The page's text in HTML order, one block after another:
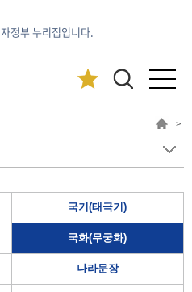
정부 누리집입니다.
>
국기(태극기)
국화(무궁화)
나라문장